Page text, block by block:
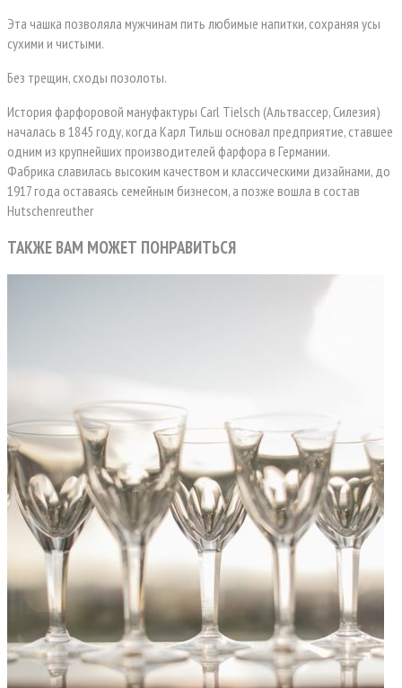
Эта чашка позволяла мужчинам пить любимые напитки, сохраняя усы
сухими и чистыми.
Без трещин, сходы позолоты.
История фарфоровой мануфактуры Carl Tielsch (Альтвассер, Силезия)
началась в 1845 году, когда Карл Тильш основал предприятие, ставшее
одним из крупнейших производителей фарфора в Германии.
Фабрика славилась высоким качеством и классическими дизайнами, до
1917 года оставаясь семейным бизнесом, а позже вошла в состав
Hutschenreuther
ТАКЖЕ ВАМ МОЖЕТ ПОНРАВИТЬСЯ